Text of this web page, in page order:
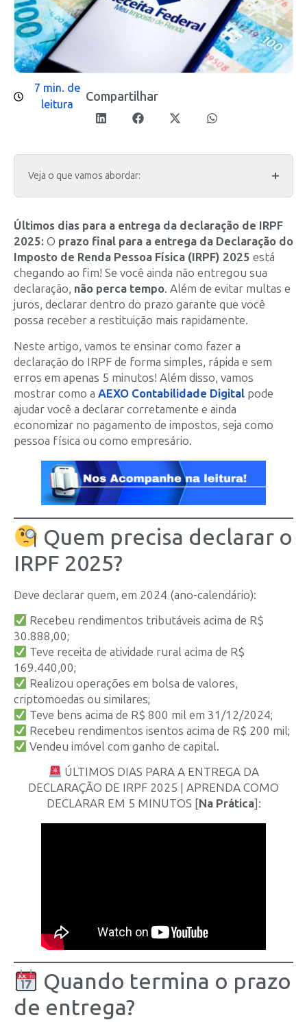
7 min. de
leitura
Compartilhar
Veja o que vamos abordar:
Últimos dias para a entrega da declaração de IRPF
2025: O prazo final para a entrega da Declaração do
Imposto de Renda Pessoa Física (IRPF) 2025 está
chegando ao fim! Se você ainda não entregou sua
declaração, não perca tempo. Além de evitar multas e
juros, declarar dentro do prazo garante que você
possa receber a restituição mais rapidamente.
Neste artigo, vamos te ensinar como fazer a
declaração do IRPF de forma simples, rápida e sem
erros em apenas 5 minutos! Além disso, vamos
mostrar como a AEXO Contabilidade Digital pode
ajudar você a declarar corretamente e ainda
economizar no pagamento de impostos, seja como
pessoa física ou como empresário.
Quem precisa declarar o
IRPF 2025?
Deve declarar quem, em 2024 (ano-calendário):
Recebeu rendimentos tributáveis acima de R$
30.888,00;
Teve receita de atividade rural acima de R$
169.440,00;
Realizou operações em bolsa de valores,
criptomoedas ou similares;
Teve bens acima de R$ 800 mil em 31/12/2024;
Recebeu rendimentos isentos acima de R$ 200 mil;
Vendeu imóvel com ganho de capital.
ÚLTIMOS DIAS PARA A ENTREGA DA
DECLARAÇÃO DE IRPF 2025 | APRENDA COMO
DECLARAR EM 5 MINUTOS [Na Prática]:
Quando termina o prazo
de entrega?